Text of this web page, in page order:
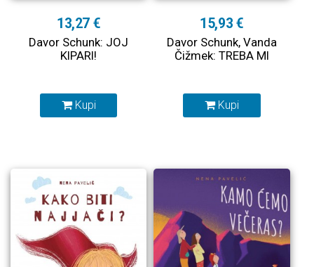
13,27 €
Davor Schunk: JOJ
KIPARI!
Kupi
15,93 €
Davor Schunk, Vanda
Čižmek: TREBA MI
Kupi